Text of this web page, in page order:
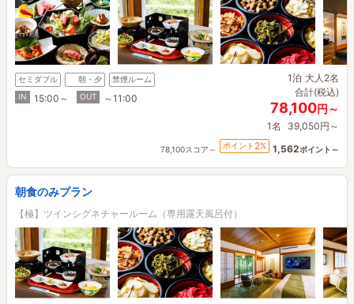
セミダブル 朝・夕
禁煙ルーム
IN
15:00～ OUT ～11:00
1泊 大人2名
合計(税込)
78,100円～
1名 39,050円～
78,100スコア～ ポイント 2% 1,562ポイント～
朝食のみプラン
【極】ツインシグネチャールーム（専用露天風呂付）